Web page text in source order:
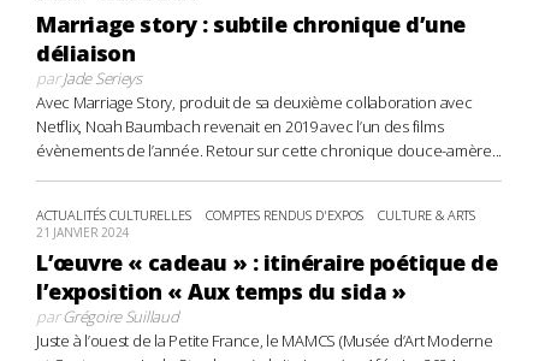
Marriage story : subtile chronique d’une
déliaison
parJade Serieys
Avec Marriage Story, produit de sa deuxième collaboration avec
Netflix, Noah Baumbach revenait en 2019 avec l’un des films
évènements de l’année. Retour sur cette chronique douce-amère...
ACTUALITÉS CULTURELLES COMPTES RENDUS D'EXPOS CULTURE & ARTS
21 JANVIER 2024
L’œuvre « cadeau » : itinéraire poétique de
l’exposition « Aux temps du sida »
parGrégoire Suillaud
Juste à l’ouest de la Petite France, le MAMCS (Musée d’Art Moderne